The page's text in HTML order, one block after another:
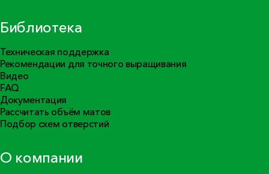
Библиотека
Техническая поддержка
Рекомендации для точного выращивания
Видео
FAQ
Документация
Рассчитать объём матов
Подбор схем отверстий
О компании